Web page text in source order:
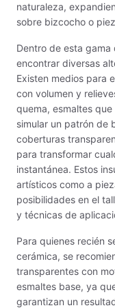
Fritas
Granillas
Hereaus
Kingtsugi
Ladrillos
Libros y
Maquinarias
naturaleza,
sobre bizcocho o
Dentro de esta
encontrar diversas
Existen medios para
con volumen y
quema, esmaltes
simular un patrón de
coberturas
para transformar
instantánea. Estos
artísticos como a
posibilidades en el
y técnicas de
Para quienes recién
cerámica, se
transparentes con
esmaltes base, ya
garantizan un